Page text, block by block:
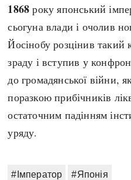
1868 року японський
сьогуна влади і очолив
Йосінобу розцінив такий
зраду і вступив у
до громадянської війни,
поразкою прибічників
остаточним падінням
уряду.
#Імператор #Японія